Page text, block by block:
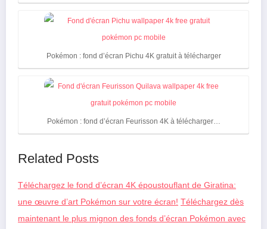
Pokémon : fond d’écran Pichu 4K gratuit à télécharger
Pokémon : fond d’écran Feurisson 4K à télécharger…
Related Posts
Téléchargez le fond d’écran 4K époustouflant de Giratina:
une œuvre d’art Pokémon sur votre écran! Téléchargez dès
maintenant le plus mignon des fonds d’écran Pokémon avec